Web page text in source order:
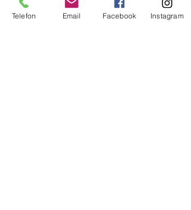
Telefon Email Facebook Instagram